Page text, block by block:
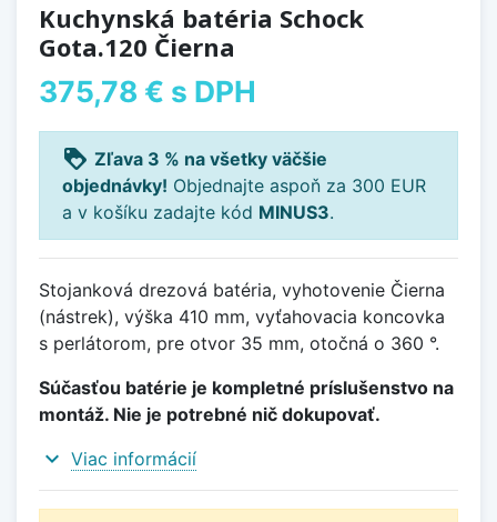
Kuchynská batéria Schock
Gota.120 Čierna
375,78 € s DPH
loyalty Zľava 3 % na všetky väčšie
objednávky! Objednajte aspoň za 300 EUR
a v košíku zadajte kód MINUS3.
Stojanková drezová batéria, vyhotovenie Čierna
(nástrek), výška 410 mm, vyťahovacia koncovka
s perlátorom, pre otvor 35 mm, otočná o 360 °.
Súčasťou batérie je kompletné príslušenstvo na
montáž. Nie je potrebné nič dokupovať.
expand_more Viac informácií